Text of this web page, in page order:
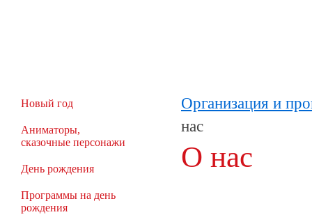
Организация и
нас
О нас
Новый год
Аниматоры,
сказочные персонажи
День рождения
Программы на день
рождения